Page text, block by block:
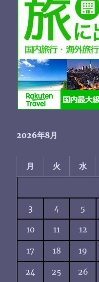
2026年8月
月 火 水
3 4 5
10 11 12
17 18 19
24 25 26